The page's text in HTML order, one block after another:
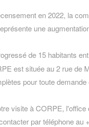
en 2022, la
une
de 15 habitants
est située au 2 rue de
pour toute demande
visite à CORPE,
par téléphone au